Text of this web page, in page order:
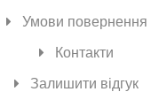
Умови повернення
Контакти
Залишити відгук